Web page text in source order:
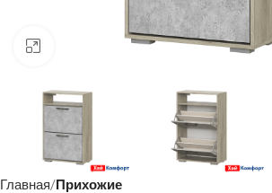
нажмите для увеличения
Главная Прихожие